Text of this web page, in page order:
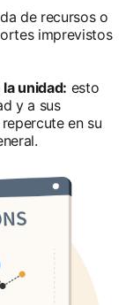
de recursos o
imprevistos
unidad: esto
y a sus
en su